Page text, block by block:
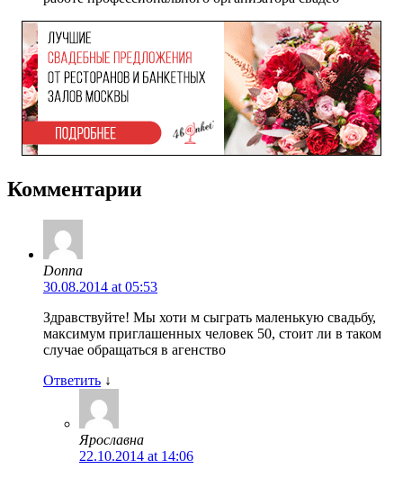
Комментарии
Donna
30.08.2014 at 05:53
Здравствуйте! Мы хоти м сыграть маленькую свадьбу,
максимум приглашенных человек 50, стоит ли в таком
случае обращаться в агенство
Ответить ↓
Ярославна
22.10.2014 at 14:06